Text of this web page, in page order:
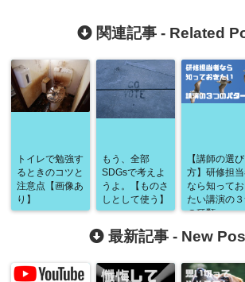
関連記事 - Related
トイレで勉強す
るときのコツと
注意点【画像あ
り】
もう、全部
SDGsで考えよ
うよ。【ものさ
しとして使う】
【講師の選び
方】研修担
なら知ってお
たい講演の
の種類。
最新記事 - New